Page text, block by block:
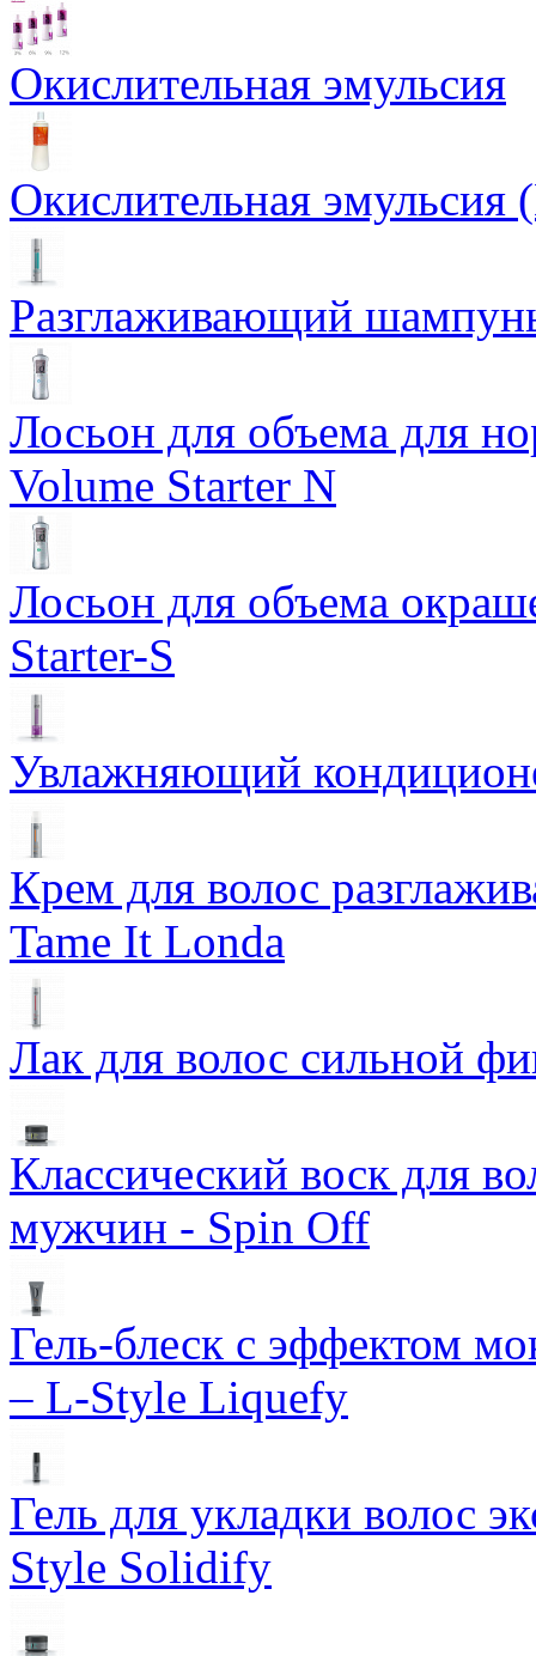
Окислительная эмульсия
Окислительная эмульсия
Разглаживающий
Лосьон для объема для
Volume Starter N
Лосьон для объема
Starter-S
Увлажняющий
Крем для волос
Tame It Londa
Лак для волос сильной
Классический воск для
мужчин - Spin Off
Гель-блеск с эффектом
– L-Style Liquefy
Гель для укладки волос
Style Solidify